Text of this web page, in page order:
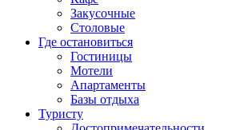
Закусочные
Столовые
Где остановиться
Гостиницы
Мотели
Апартаменты
Базы отдыха
Туристу